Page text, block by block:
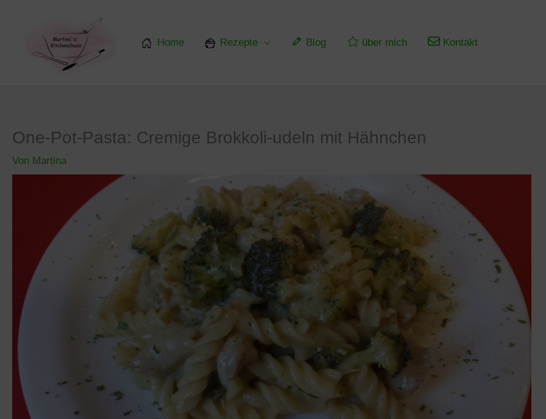
Home Rezepte Blog über mich Kontakt
One-Pot-Pasta: Cremige Brokkoli-udeln mit Hähnchen
Von Martina